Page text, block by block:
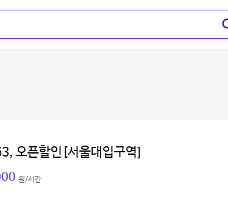
오픈할인[서울대입구역]
원/시간